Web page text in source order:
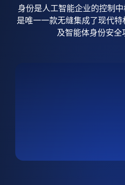
身份是人工智能企业的控制
是唯一一款无缝集成了现代
及智能体身份安全